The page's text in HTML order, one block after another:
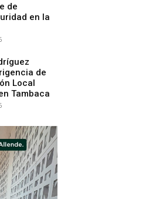
de
en la
de
Local
Tambaca